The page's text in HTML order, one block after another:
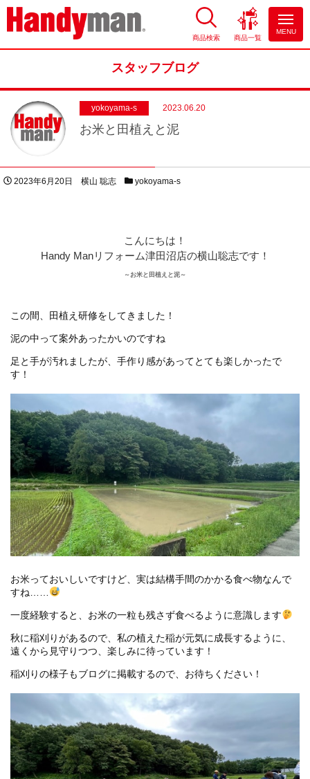
お風呂やキッチンのリフォーム
商品検索 商品一覧
MENU
スタッフブログ
yokoyama-s 2023.06.20
お米と田植えと泥
投稿日
2023年6月20日 著者
横山 聡志 スタッフブログカテゴリー
yokoyama-s
こんにちは！
Handy Manリフォーム津田沼店の横山聡志です！
～お米と田植えと泥～
この間、田植え研修をしてきました！
泥の中って案外あったかいのですね
足と手が汚れましたが、手作り感があってとても楽しかったで
す！
お米っておいしいですけど、実は結構手間のかかる食べ物なんで
すね……
一度経験すると、お米の一粒も残さず食べるように意識します
秋に稲刈りがあるので、私の植えた稲が元気に成長するように、
遠くから見守りつつ、楽しみに待っています！
稲刈りの様子もブログに掲載するので、お待ちください！